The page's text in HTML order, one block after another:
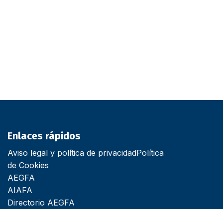
Enlaces rápidos
Aviso legal y política de privacidadPolítica
de Cookies
AEGFA
AIAFA
Directorio AEGFA